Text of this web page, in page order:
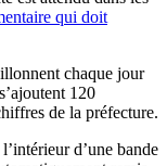
qui doit
chaque jour
120
de la préfecture.
d’une bande